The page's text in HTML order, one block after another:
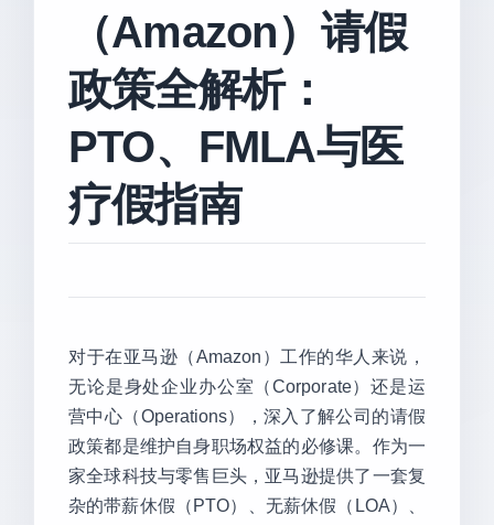
（Amazon）请假
政策全解析：
PTO、FMLA与医
疗假指南
对于在亚马逊（Amazon）工作的华人来说，
无论是身处企业办公室（Corporate）还是运
营中心（Operations），深入了解公司的请假
政策都是维护自身职场权益的必修课。作为一
家全球科技与零售巨头，亚马逊提供了一套复
杂的带薪休假（PTO）、无薪休假（LOA）、